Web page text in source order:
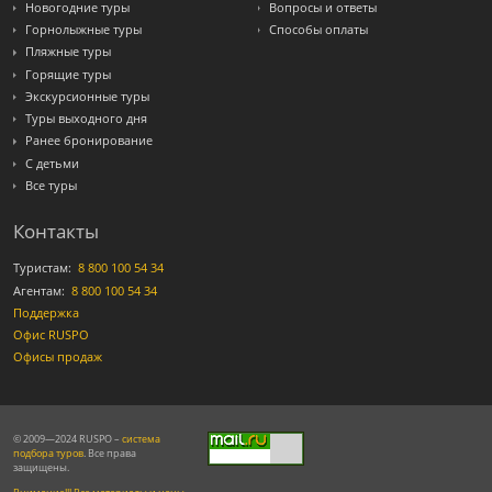
Новогодние туры
Горнолыжные туры
Пляжные туры
Горящие туры
Экскурсионные туры
Туры выходного дня
Ранее бронирование
С детьми
Все туры
Вопросы и ответы
Способы оплаты
Контакты
Туристам: 8 800 100 54 34
Агентам: 8 800 100 54 34
Поддержка
Офис RUSPO
Офисы продаж
© 2009—2024 RUSPO – система
подбора туров. Все права
защищены.